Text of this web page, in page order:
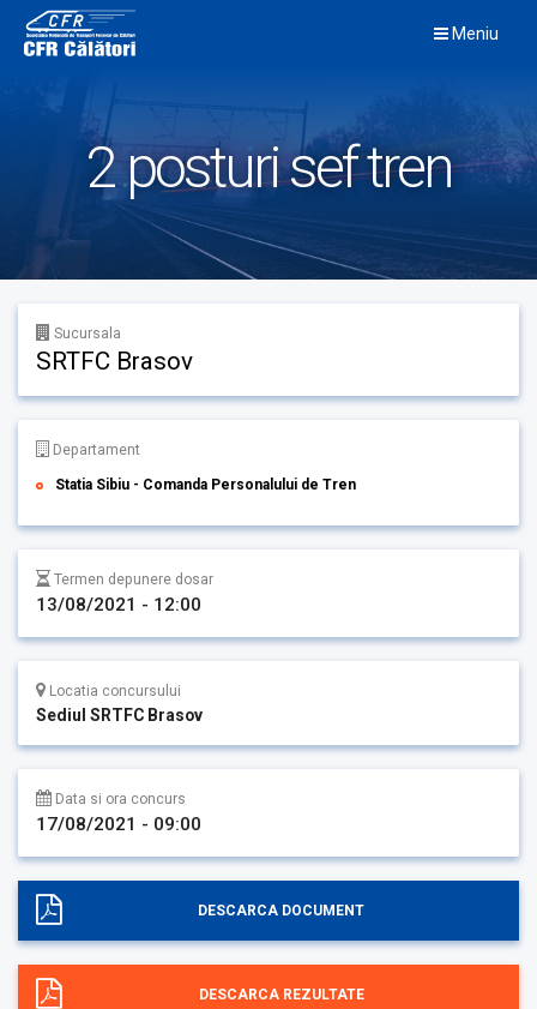
content
Meniu
2 posturi sef tren
Sucursala
SRTFC Brasov
Departament
Statia Sibiu - Comanda Personalului de Tren
Termen depunere dosar
13/08/2021 - 12:00
Locatia concursului
Sediul SRTFC Brasov
Data si ora concurs
17/08/2021 - 09:00
DESCARCA DOCUMENT
DESCARCA REZULTATE